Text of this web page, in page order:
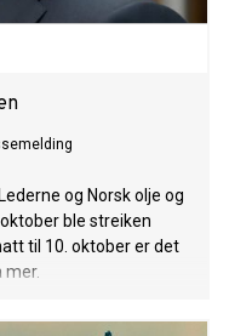
og Norsk olje og
ble streiken
til 10. oktober er det
mer.